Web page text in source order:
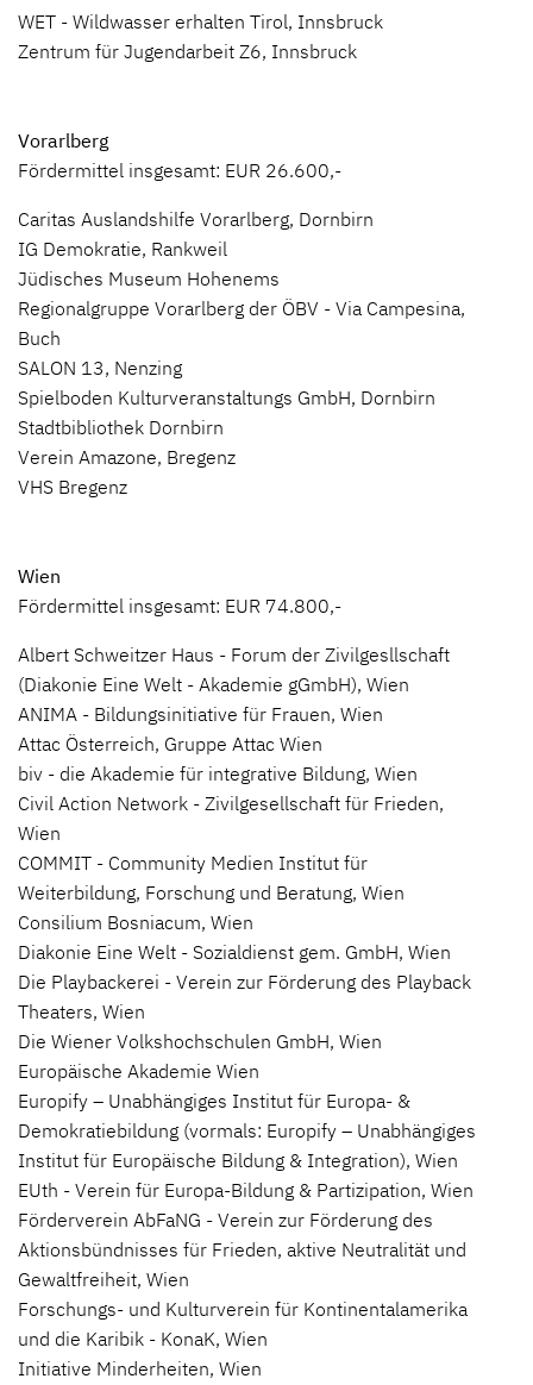
WET - Wildwasser erhalten Tirol, Innsbruck
Zentrum für Jugendarbeit Z6, Innsbruck
Vorarlberg
Fördermittel insgesamt: EUR 26.600,-
Caritas Auslandshilfe Vorarlberg, Dornbirn
IG Demokratie, Rankweil
Jüdisches Museum Hohenems
Regionalgruppe Vorarlberg der ÖBV - Via Campesina,
Buch
SALON 13, Nenzing
Spielboden Kulturveranstaltungs GmbH, Dornbirn
Stadtbibliothek Dornbirn
Verein Amazone, Bregenz
VHS Bregenz
Wien
Fördermittel insgesamt: EUR 74.800,-
Albert Schweitzer Haus - Forum der Zivilgesllschaft
(Diakonie Eine Welt - Akademie gGmbH), Wien
ANIMA - Bildungsinitiative für Frauen, Wien
Attac Österreich, Gruppe Attac Wien
biv - die Akademie für integrative Bildung, Wien
Civil Action Network - Zivilgesellschaft für Frieden,
Wien
COMMIT - Community Medien Institut für
Weiterbildung, Forschung und Beratung, Wien
Consilium Bosniacum, Wien
Diakonie Eine Welt - Sozialdienst gem. GmbH, Wien
Die Playbackerei - Verein zur Förderung des Playback
Theaters, Wien
Die Wiener Volkshochschulen GmbH, Wien
Europäische Akademie Wien
Europify – Unabhängiges Institut für Europa- &
Demokratiebildung (vormals: Europify – Unabhängiges
Institut für Europäische Bildung & Integration), Wien
EUth - Verein für Europa-Bildung & Partizipation, Wien
Förderverein AbFaNG - Verein zur Förderung des
Aktionsbündnisses für Frieden, aktive Neutralität und
Gewaltfreiheit, Wien
Forschungs- und Kulturverein für Kontinentalamerika
und die Karibik - KonaK, Wien
Initiative Minderheiten, Wien